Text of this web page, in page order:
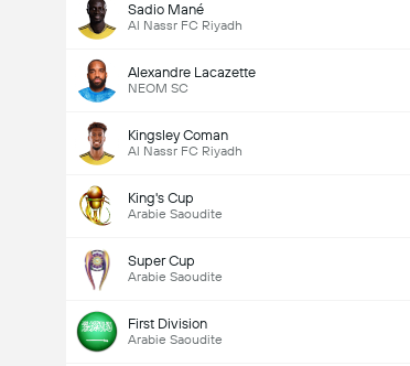
Sadio Mané
Al Nassr FC Riyadh
Alexandre Lacazette
NEOM SC
Kingsley Coman
Al Nassr FC Riyadh
King's Cup
Arabie Saoudite
Super Cup
Arabie Saoudite
First Division
Arabie Saoudite